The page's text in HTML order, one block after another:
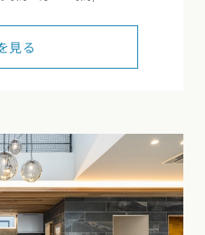
見る